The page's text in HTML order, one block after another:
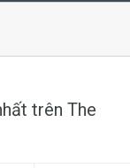
trên The